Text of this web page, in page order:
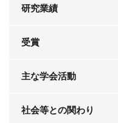
研究業績
受賞
主な学会活動
社会等との関わり